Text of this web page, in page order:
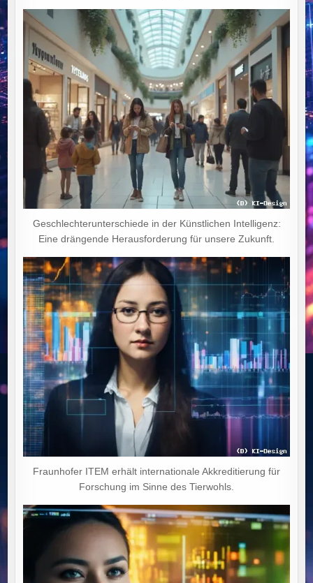
Geschlechterunterschiede in der Künstlichen Intelligenz:
Eine drängende Herausforderung für unsere Zukunft.
Fraunhofer ITEM erhält internationale Akkreditierung für
Forschung im Sinne des Tierwohls.